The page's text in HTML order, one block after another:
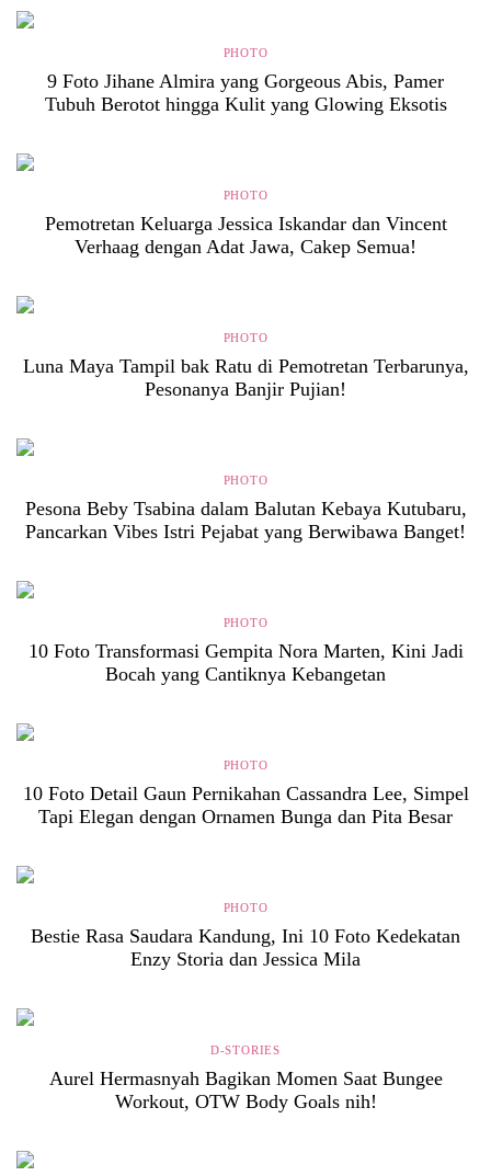
PHOTO
9 Foto Jihane Almira yang Gorgeous Abis, Pamer
Tubuh Berotot hingga Kulit yang Glowing Eksotis
PHOTO
Pemotretan Keluarga Jessica Iskandar dan Vincent
Verhaag dengan Adat Jawa, Cakep Semua!
PHOTO
Luna Maya Tampil bak Ratu di Pemotretan Terbarunya,
Pesonanya Banjir Pujian!
PHOTO
Pesona Beby Tsabina dalam Balutan Kebaya Kutubaru,
Pancarkan Vibes Istri Pejabat yang Berwibawa Banget!
PHOTO
10 Foto Transformasi Gempita Nora Marten, Kini Jadi
Bocah yang Cantiknya Kebangetan
PHOTO
10 Foto Detail Gaun Pernikahan Cassandra Lee, Simpel
Tapi Elegan dengan Ornamen Bunga dan Pita Besar
PHOTO
Bestie Rasa Saudara Kandung, Ini 10 Foto Kedekatan
Enzy Storia dan Jessica Mila
D-STORIES
Aurel Hermasnyah Bagikan Momen Saat Bungee
Workout, OTW Body Goals nih!